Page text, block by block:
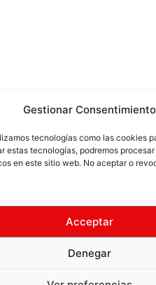
Gestionar Consentimiento
tecnologías como las cookies
estas tecnologías, podremos
en este sitio web. No aceptar o
Acceptar
Denegar